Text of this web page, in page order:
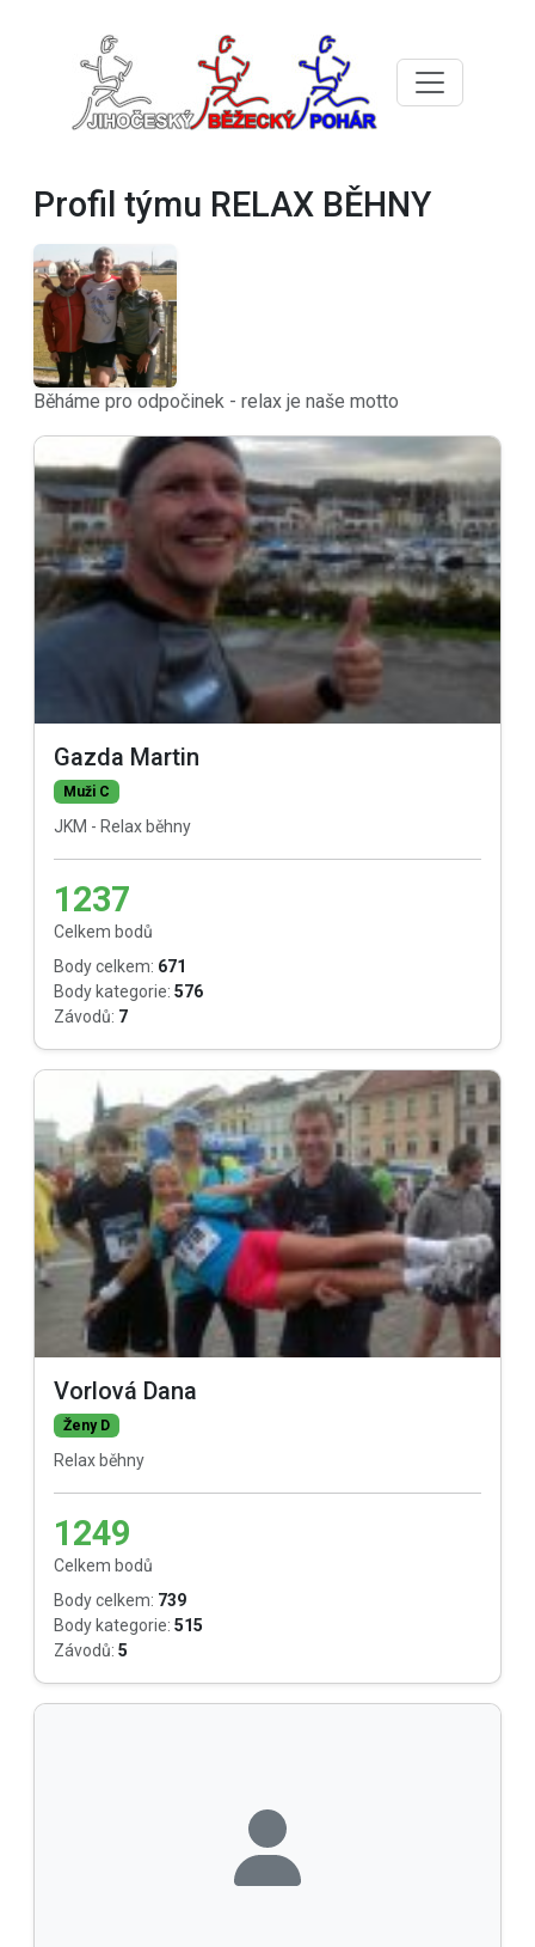
Profil týmu RELAX BĚHNY
Běháme pro odpočinek - relax je naše motto
Gazda Martin
Muži C
JKM - Relax běhny
1237
Celkem bodů
Body celkem: 671
Body kategorie: 576
Závodů: 7
Vorlová Dana
Ženy D
Relax běhny
1249
Celkem bodů
Body celkem: 739
Body kategorie: 515
Závodů: 5